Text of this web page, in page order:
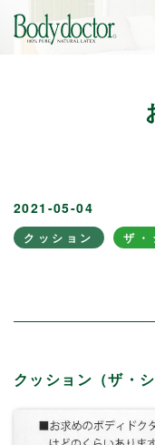
2021-05-04
クッション ザ・
クッション（ザ・